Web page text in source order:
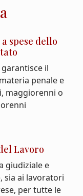
spese dello
il
penale e
maggiorenni o
Lavoro
giudiziale e
sia ai lavoratori
per tutte le